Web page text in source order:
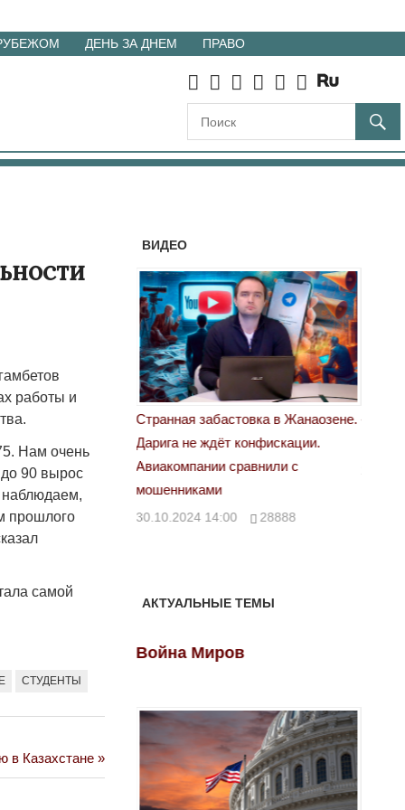
ДЕНЬ ЗА ДНЕМ ПРАВО
работы и
Нам очень
90 вырос
наблюдаем,
прошлого
самой
СТУДЕНТЫ
в Казахстане
ВИДЕО
29972
Странная забастовка в Жанаозене.
Дарига не ждёт конфискации.
Авиакомпании сравнили с
мошенниками
30.10.2024 14:00 28888
АКТУАЛЬНЫЕ ТЕМЫ
Война Миров